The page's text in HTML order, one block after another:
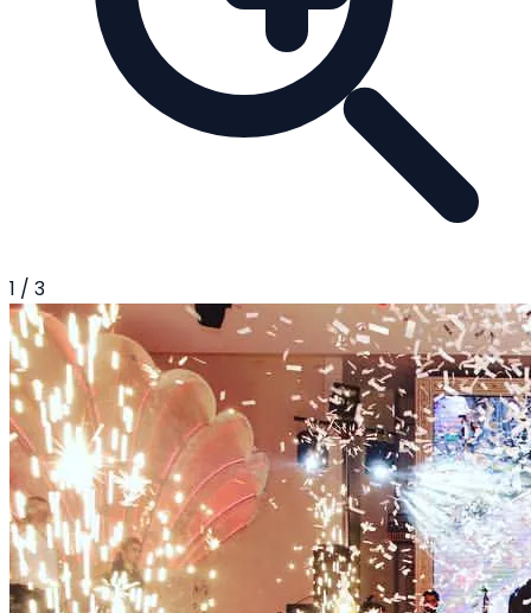
1 / 3